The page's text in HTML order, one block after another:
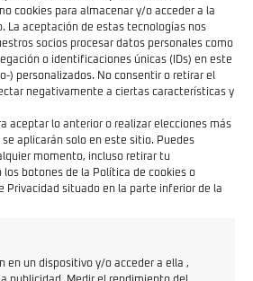
cookies para almacenar y/o acceder a la
La aceptación de estas tecnologías nos
socios procesar datos personales como
o identificaciones únicas (IDs) en este
) personalizados. No consentir o retirar el
negativamente a ciertas características y
aceptar lo anterior o realizar elecciones más
aplicarán solo en este sitio. Puedes
momento, incluso retirar tu
botones de la Política de cookies o
Privacidad situado en la parte inferior de la
en un dispositivo y/o acceder a ella ,
Nm que se traduce en
arranques
sencillos.
ronda los 99–100 km/h ,
y accesos interurbanos cortos.
eléctrico bien afinado. En ciudad,
lleno desde ceroy una
acelerador, que te permite
en rotondas, pasos de cebra o